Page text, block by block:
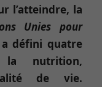
l’atteindre, la
Unies pour
défini quatre
nutrition,
de vie.